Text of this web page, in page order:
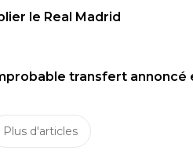
le Real Madrid
transfert annoncé
Plus d'articles